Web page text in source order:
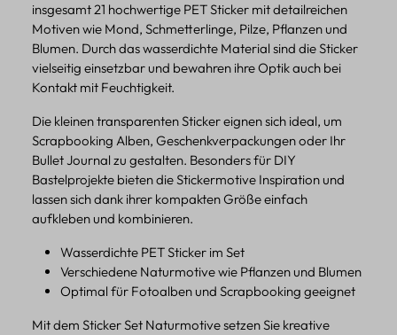
insgesamt 21 hochwertige PET Sticker mit detailreichen
Motiven wie Mond, Schmetterlinge, Pilze, Pflanzen und
Blumen. Durch das wasserdichte Material sind die Sticker
vielseitig einsetzbar und bewahren ihre Optik auch bei
Kontakt mit Feuchtigkeit.
Die kleinen transparenten Sticker eignen sich ideal, um
Scrapbooking Alben, Geschenkverpackungen oder Ihr
Bullet Journal zu gestalten. Besonders für DIY
Bastelprojekte bieten die Stickermotive Inspiration und
lassen sich dank ihrer kompakten Größe einfach
aufkleben und kombinieren.
Wasserdichte PET Sticker im Set
Verschiedene Naturmotive wie Pflanzen und Blumen
Optimal für Fotoalben und Scrapbooking geeignet
Mit dem Sticker Set Naturmotive setzen Sie kreative